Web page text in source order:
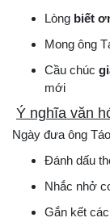
Lòng biết
Mong ông
Cầu chúc
mới
Ý nghĩa văn
Ngày đưa ông
Đánh dấu
Nhắc nhở
Gắn kết